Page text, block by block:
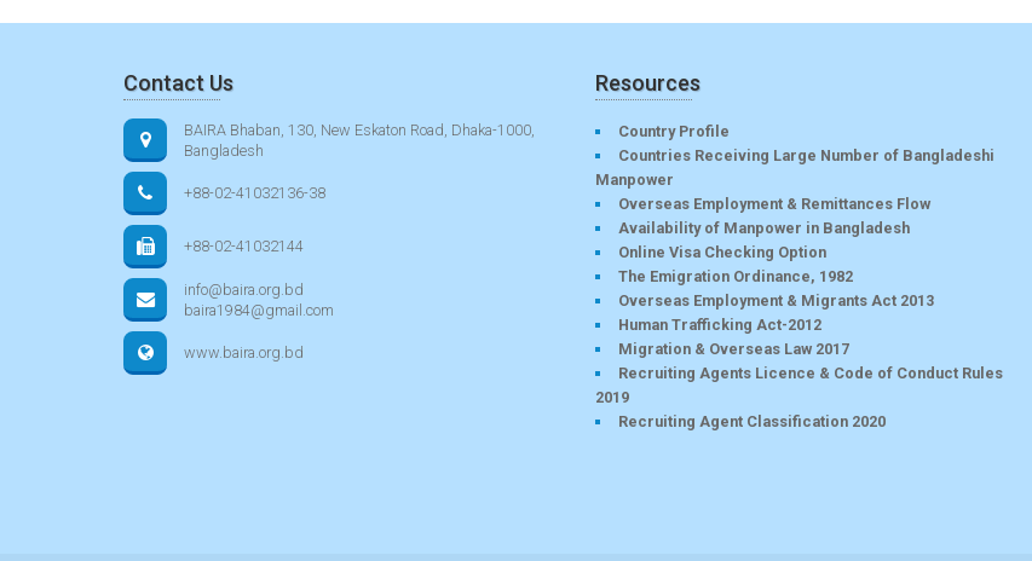
Contact Us
BAIRA Bhaban, 130, New Eskaton Road, Dhaka-1000,
Bangladesh
+88-02-41032136-38
+88-02-41032144
info@baira.org.bd
baira1984@gmail.com
www.baira.org.bd
Resources
Country Profile
Countries Receiving Large Number of Bangladeshi
Manpower
Overseas Employment & Remittances Flow
Availability of Manpower in Bangladesh
Online Visa Checking Option
The Emigration Ordinance, 1982
Overseas Employment & Migrants Act 2013
Human Trafficking Act-2012
Migration & Overseas Law 2017
Recruiting Agents Licence & Code of Conduct Rules
2019
Recruiting Agent Classification 2020